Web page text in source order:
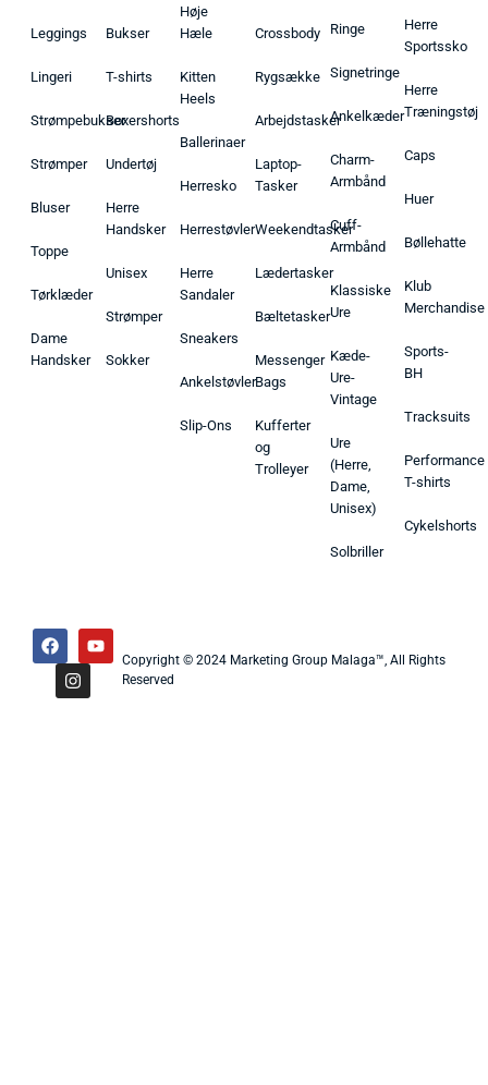
Leggings
Lingeri
Strømpebukser
Strømper
Bluser
Toppe
Tørklæder
Dame
Handsker
Bukser
T-shirts
Boxershorts
Undertøj
Herre
Handsker
Unisex
Strømper
Sokker
Høje
Hæle
Kitten
Heels
Ballerinaer
Herresko
Herrestøvler
Herre
Sandaler
Sneakers
Ankelstøvler
Slip-Ons
Crossbody
Rygsække
Arbejdstasker
Laptop-
Tasker
Weekendtasker
Lædertasker
Bæltetasker
Messenger
Bags
Kufferter
og
Trolleyer
Ringe
Signetringe
Ankelkæder
Charm-
Armbånd
Cuff-
Armbånd
Klassiske
Ure
Kæde-
Ure-
Vintage
Ure
(Herre,
Dame,
Unisex)
Solbriller
Herre
Sportssko
Herre
Træningstøj
Caps
Huer
Bøllehatte
Klub
Merchandise
Sports-
BH
Tracksuits
Performance
T-shirts
Cykelshorts
Copyright © 2024 Marketing Group Malaga™, All Rights
Reserved